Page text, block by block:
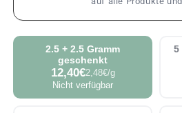
2.5 + 2.5 Gramm
geschenkt
12,40€2,48€/g
Nicht verfügbar
5